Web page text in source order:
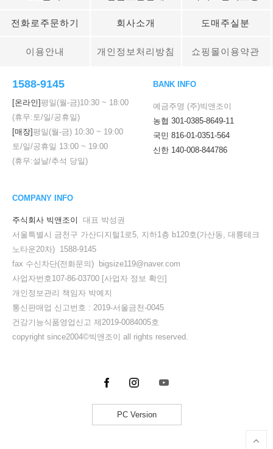
전화로주문하기 회사소개 도매주실분
이용안내 개인정보처리방침 쇼핑몰이용약관
1588-9145
[온라인]평일(월-금)10:30 ~ 18:00
(휴무:토/일/공휴일)
[매장]평일(월-금) 10:30 ~ 19:00
토/일/공휴일 13:00 ~ 19:00
(휴무:설날/추석 당일)
BANK INFO
예금주명 (주)빅앤조이
농협 301-0385-8649-11
국민 816-01-0351-564
신한 140-008-844786
COMPANY INFO
주식회사 빅앤조이
대표 박성권
서울특별시 금천구 가산디지털1로5, 지하1층 b120호(가산동, 대륭테크
노타운20차) 1588-9145
fax 수신차단(전화문의) bigsize119@naver.com
사업자번호107-86-03700 [사업자 정보 확인]
개인정보관리 책임자 박예지
통신판매업 신고번호 : 2019-서울금천-0045
건강기능식품영업신고 제2019-0084005호
copyright since2004©빅앤조이 all rights reserved.
PC Version